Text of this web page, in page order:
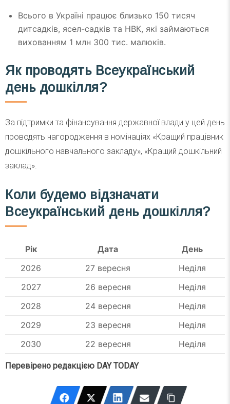
Всього в Україні працює близько 150 тисяч
дитсадків, ясел-садків та НВК, які займаються
вихованням 1 млн 300 тис. малюків.
Як проводять Всеукраїнський
день дошкілля?
За підтримки та фінансування державної влади у цей день
проводять нагородження в номінаціях «Кращий працівник
дошкільного навчального закладу», «Кращий дошкільний
заклад».
Коли будемо відзначати
Всеукраїнський день дошкілля?
Рік Дата
День
2026
27 вересня
Неділя
2027
26 вересня
Неділя
2028
24 вересня
Неділя
2029
23 вересня
Неділя
2030
22 вересня Неділя
Перевірено редакцією DAY TODAY